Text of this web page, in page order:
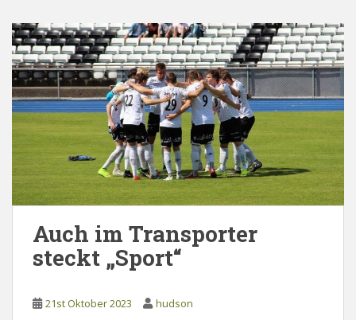
Auch im Transporter
steckt „Sport“
21st Oktober 2023 hudson